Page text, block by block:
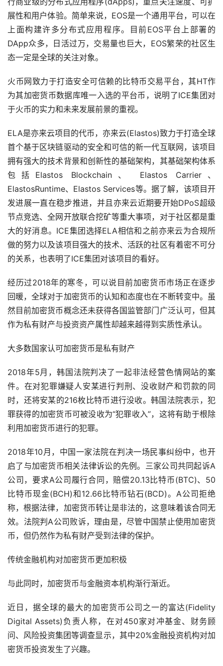
展性和用户体验。简单来说，EOS是一个通用平台，可以在
上面构建许多分布式应用程序。目前EOS平台上部署的
DApp众多，日活过万，交易量也巨大，EOS繁荣的社区生
态一定是全球的关注对象。
火币网致力于打造安全可信赖的比特币交易平台，其HT作
为其加密货币数据库唯一入选的平台币，说明了ICE集团对
于火币的实力和未来发展前景的重视。
ELA是亦来云项目的代币，亦来云(Elastos)致力于打造全球
首个基于区块链驱动的安全和可信的新一代互联网，该项目
拥有强大的技术背景和创新性的基础架构，其基础架构体系
包括Elastos Blockchain、 Elastos Carrier、
ElastosRuntime、Elastos Services等。据了解，该项目开
发进展一直在稳步推进，并且亦来云近期要开始DPoS超级
节点竞选、全网开放联合挖矿等重大事项，对于社区都是重
大的好消息。ICE集团选择ELA相信和之前亦来云为合规所
做的努力以及该项目强大的技术、活跃的社区有着密不可分
的关系，也表明了ICE集团对该项目的看好。
经历过2018年的寒冬，可以说目前加密货币市场正在逐步
回暖，全球对于加密货币的认知和态度也在不断转变中。虽
然目前加密货币概念还未获得各国监管部门广泛认可，但其
作为私有财产与投资资产属性却越来越得到实质性承认。
大多数国家认可加密货币是私有财产
2018年5月，韩国法院判决了一起非法经营色情网站的案
件。在对犯罪嫌疑人安某进行判刑、没收财产和罚款的同
时，还将安某的216枚比特币进行没收。韩国法院表示，犯
罪获得的加密货币可被没收为“犯罪收入”，这将有助于根除
利用加密货币进行的犯罪。
2018年10月，中国一家法院在判决一场民事纠纷中，也开
启了与加密货币相关法律诉讼的先例。三家公司共同起诉A
公司，要求A公司履行合同，赔偿20.13比特币(BTC)、50
比特币现金(BCH)和12.66比特币钻石(BCD)。A公司拒绝
称，根据法律，加密货币转让是非法的，这意味着该合同无
效。法院判A公司败诉，理由是，尽管中国禁止使用加密货
币，但仍然作为私有财产受到法律的保护。
传统金融机构对加密货币更加积极
与此同时，加密货币与金融资本机构渐行渐近。
近日，据全球的最大的加密货币公司之一的富达(Fidelity
Digital Assets)负责人称，在对450家对冲基金、财务顾
问、风险投资集团等调查显示，其中20%金融投资机构对加
密货币投资发生了兴趣。